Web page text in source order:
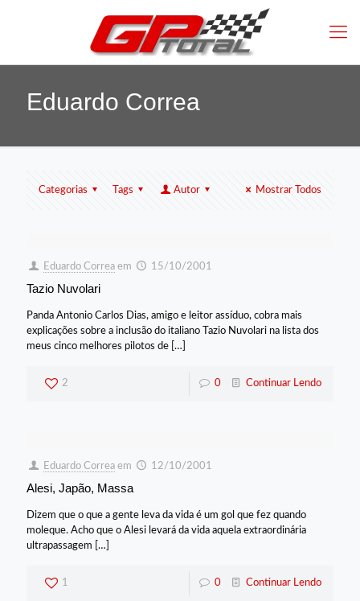
Eduardo Correa
Categorias Tags Autor Mostrar Todos
Eduardo Correa em 15/10/2001
Tazio Nuvolari
Panda Antonio Carlos Dias, amigo e leitor assíduo, cobra mais
explicações sobre a inclusão do italiano Tazio Nuvolari na lista dos
meus cinco melhores pilotos de […]
2 0 Continuar Lendo
Eduardo Correa em 12/10/2001
Alesi, Japão, Massa
Dizem que o que a gente leva da vida é um gol que fez quando
moleque. Acho que o Alesi levará da vida aquela extraordinária
ultrapassagem […]
1 0 Continuar Lendo